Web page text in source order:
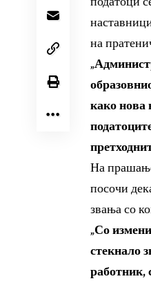
на
како нова
На
посочи
звања со
„Со
стекнало
работник,